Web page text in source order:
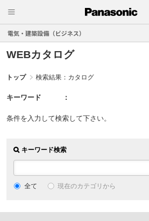
電気・建築設備（ビジネス）
WEBカタログ
トップ 検索結果：カタログ
キーワード
条件を入力して検索して下さい。
キーワード検索
全て 現在のカテゴリから